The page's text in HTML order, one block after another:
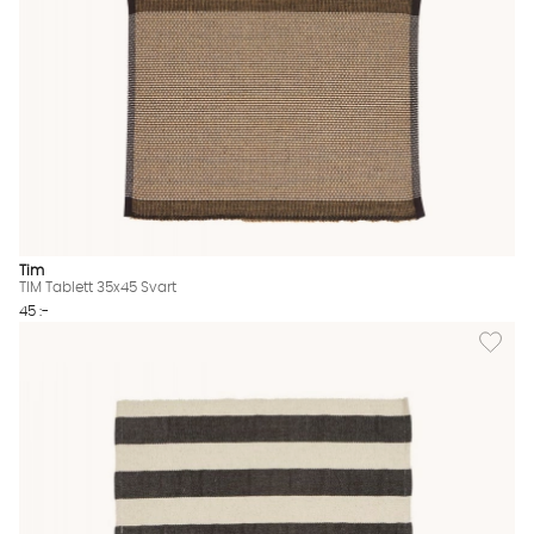
Tim
TIM Tablett 35x45 Svart
45 :-
Lägg